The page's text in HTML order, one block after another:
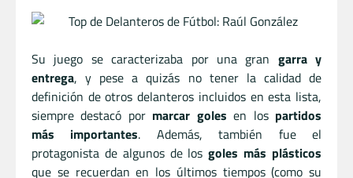
Su juego se caracterizaba por una gran garra y
entrega, y pese a quizás no tener la calidad de
definición de otros delanteros incluidos en esta lista,
siempre destacó por marcar goles en los partidos
más importantes. Además, también fue el
protagonista de algunos de losgoles más plásticos
que se recuerdan en los últimos tiempos (como su